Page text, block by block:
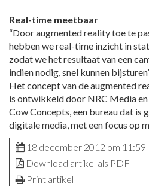
Real-time meetbaar
“Door augmented reality toe te
hebben we real-time inzicht in
zodat we het resultaat van een
indien nodig, snel kunnen
Het concept van de augmented
is ontwikkeld door NRC Media
Cow Concepts, een bureau dat is
digitale media, met een focus op
18 december 2012 om 11:59
Download artikel als PDF
Print artikel